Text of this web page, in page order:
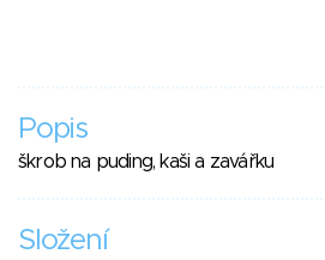
Popis
škrob na puding, kaši a zavářku
Složení